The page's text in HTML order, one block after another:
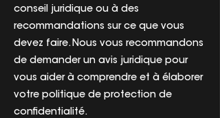
conseil juridique ou à des
recommandations sur ce que vous
devez faire. Nous vous recommandons
de demander un avis juridique pour
vous aider à comprendre et à élaborer
votre politique de protection de
confidentialité.